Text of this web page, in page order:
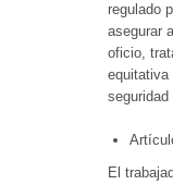
regulado
asegurar
oficio,
equitativa
seguridad
El